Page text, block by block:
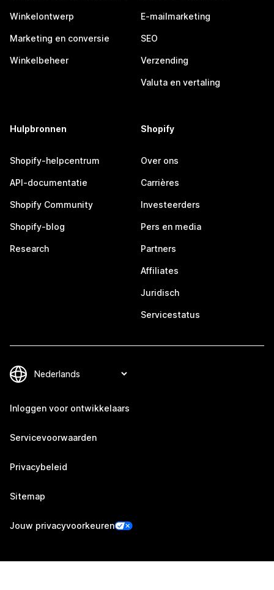
Winkelontwerp
Marketing en conversie
Winkelbeheer
E-mailmarketing
SEO
Verzending
Valuta en vertaling
Hulpbronnen
Shopify-helpcentrum
API-documentatie
Shopify Community
Shopify-blog
Research
Shopify
Over ons
Carrières
Investeerders
Pers en media
Partners
Affiliates
Juridisch
Servicestatus
Inloggen voor ontwikkelaars
Servicevoorwaarden
Privacybeleid
Sitemap
Jouw privacyvoorkeuren